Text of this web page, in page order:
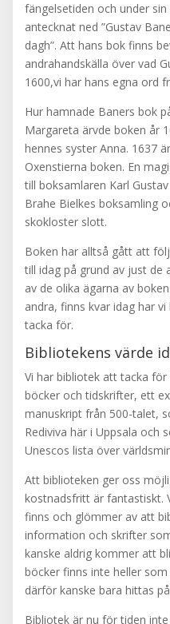
fängelsetiden och under
antecknat ned ”Gustav
dagh”. Att hans bok finns
andrahandskälla över vad
1600,vi har hans egna ord
Hur hamnade Baners bok
Margareta ärvde boken år
hennes syster Anna. 1637
Oxenstierna boken. En
till boksamlaren Karl
Brahe Bielkes boksamling
skokloster slott.
Boken har alltså gått att
till idag på grund av just de
av de olika ägarna av
andra, finns kvar idag har
tacka för.
Bibliotekens värde
Vi har bibliotek att tacka
böcker och tidskrifter, ett
manuskript från 500-talet,
Rediviva här i Uppsala och
Unescos lista över
Att biblioteken ger oss
kostnadsfritt är fantastiskt.
finns och glömmer av att
information och skrifter
kanske aldrig kommer att
böcker finns inte heller
därför kanske bara hittas
Bibliotek är nu för tiden